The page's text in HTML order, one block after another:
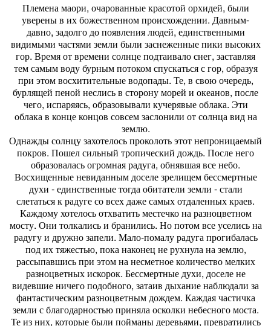
Племена маори, очарованные красотой орхидей, были
уверены в их божественном происхождении. Давным-
давно, задолго до появления людей, единственными
видимыми частями земли были заснеженные пики высоких
гор. Время от времени солнце подтаивало снег, заставляя
тем самым воду бурным потоком спускаться с гор, образуя
при этом восхитительные водопады. Те, в свою очередь,
бурлящей пеной неслись в сторону морей и океанов, после
чего, испаряясь, образовывали кучерявые облака. Эти
облака в конце концов совсем заслонили от солнца вид на
землю.
Однажды солнцу захотелось проколоть этот непроницаемый
покров. Пошел сильный тропический дождь. После него
образовалась огромная радуга, обнявшая все небо.
Восхищенные невиданным доселе зрелищем бессмертные
духи - единственные тогда обитатели земли - стали
слетаться к радуге со всех даже самых отдаленных краев.
Каждому хотелось отхватить местечко на разноцветном
мосту. Они толкались и бранились. Но потом все уселись на
радугу и дружно запели. Мало-помалу радуга прогибалась
под их тяжестью, пока наконец не рухнула на землю,
рассыпавшись при этом на несметное количество мелких
разноцветных искорок. Бессмертные духи, доселе не
видевшие ничего подобного, затаив дыхание наблюдали за
фантастическим разноцветным дождем. Каждая частичка
земли с благодарностью приняла осколки небесного моста.
Те из них, которые были пойманы деревьями, превратились